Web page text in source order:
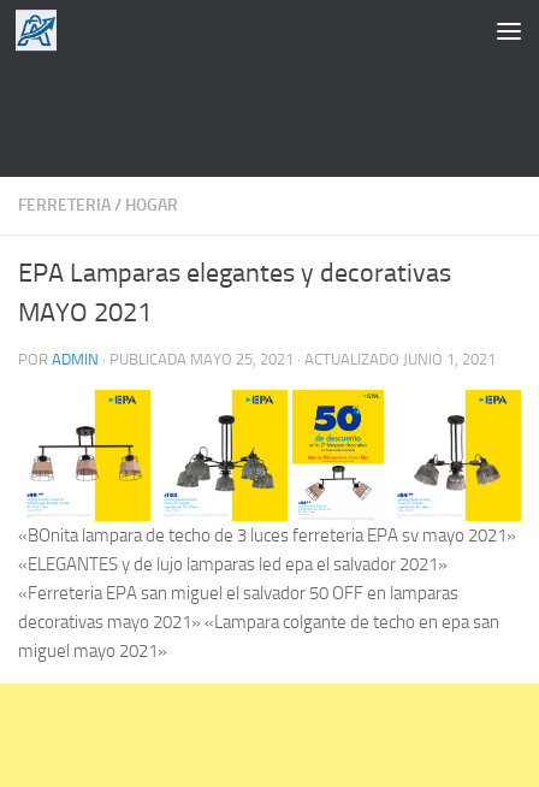
Saltar al contenido
FERRETERIA/ HOGAR
EPA Lamparas elegantes y decorativas
MAYO 2021
POR ADMIN · PUBLICADA MAYO 25, 2021 · ACTUALIZADO JUNIO 1, 2021
«BOnita lampara de techo de 3 luces ferreteria EPA sv mayo 2021»
«ELEGANTES y de lujo lamparas led epa el salvador 2021»
«Ferreteria EPA san miguel el salvador 50 OFF en lamparas
decorativas mayo 2021» «Lampara colgante de techo en epa san
miguel mayo 2021»